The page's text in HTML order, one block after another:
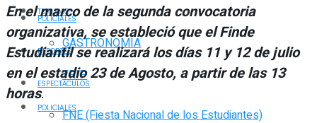
POLICIALES
DEPORTES
ESPECTÁCULOS
FNE (Fiesta Nacional de los Estudiantes)
TURISMO
GASTRONOMÍA
TRIP
POLICIALES
En el marco de la segunda convocatoria
organizativa, se estableció que el Finde
Estudiantil se realizará los días 11 y 12 de julio
en el estadio 23 de Agosto, a partir de las 13
horas.